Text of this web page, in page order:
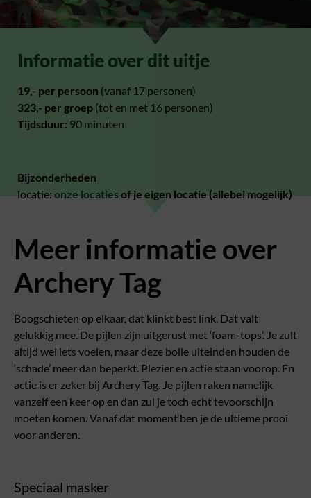
Informatie over dit uitje
19,- per persoon (vanaf 17 personen)
323,- per groep (tot en met 16 personen)
Tijdsduur: 90 minuten
Bijzonderheden
locatie: onze locaties of je eigen locatie (allebei mogelijk)
Meer informatie over
Archery Tag
Boogschieten op elkaar, dat klinkt best link. Dat valt
gelukkig mee. De pijlen zijn uitgerust met ‘foam-tops’. Je zult
altijd wel iets voelen, maar deze bolle uiteinden houden de
‘schade’ meer dan beperkt. Plezier en actie staan voorop. En
actie is er zeker bij Archery Tag. Je pijlen raken namelijk
vanzelf een keer op en dan zul je toch echt tevoorschijn
moeten komen. Vanaf dat moment ben je de ultieme prooi
voor anderen.
Speciaal masker